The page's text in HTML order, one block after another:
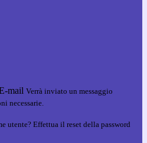
mail Verrà inviato un messaggio
necessarie.
utente? Effettua il reset della password